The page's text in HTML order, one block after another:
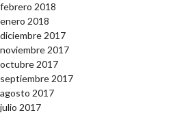
febrero 2018
enero 2018
diciembre 2017
noviembre 2017
octubre 2017
septiembre 2017
agosto 2017
julio 2017